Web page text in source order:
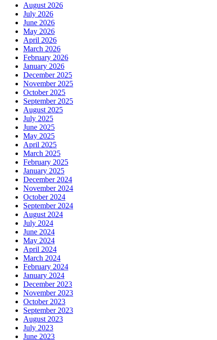
August 2026
July 2026
June 2026
May 2026
April 2026
March 2026
February 2026
January 2026
December 2025
November 2025
October 2025
September 2025
August 2025
July 2025
June 2025
May 2025
April 2025
March 2025
February 2025
January 2025
December 2024
November 2024
October 2024
September 2024
August 2024
July 2024
June 2024
May 2024
April 2024
March 2024
February 2024
January 2024
December 2023
November 2023
October 2023
September 2023
August 2023
July 2023
June 2023